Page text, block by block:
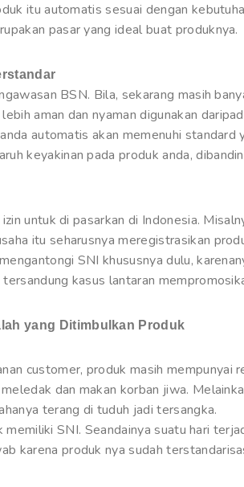
itu automatis sesuai dengan
pasar yang ideal buat produknya.
BSN. Bila, sekarang masih
aman dan nyaman digunakan
automatis akan memenuhi
keyakinan pada produk anda,
untuk di pasarkan di Indonesia.
itu seharusnya meregistrasikan
SNI khususnya dulu,
kasus lantaran
yang Ditimbulkan Produk
customer, produk masih mempunyai
dan makan korban jiwa.
terang di tuduh jadi tersangka.
SNI. Seandainya suatu hari
karena produk nya sudah